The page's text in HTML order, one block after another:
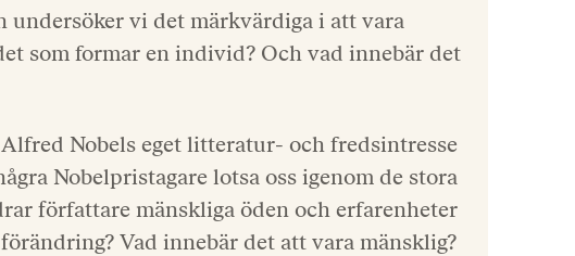
undersöker vi det märkvärdiga i att vara
som formar en individ? Och vad innebär det
Nobels eget litteratur- och fredsintresse
Nobelpristagare lotsa oss igenom de stora
författare mänskliga öden och erfarenheter
Vad innebär det att vara mänsklig?